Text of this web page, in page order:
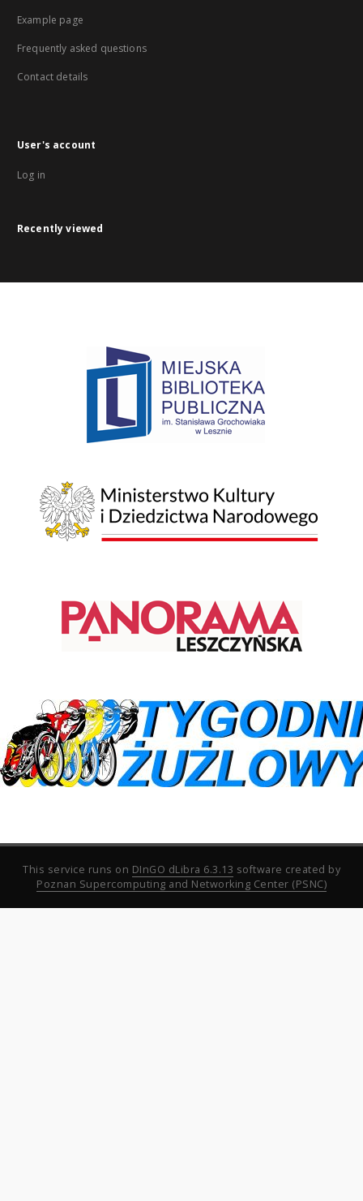
Example page
Frequently asked questions
Contact details
User's account
Log in
Recently viewed
This service runs on DInGO dLibra 6.3.13 software created by
Poznan Supercomputing and Networking Center (PSNC)